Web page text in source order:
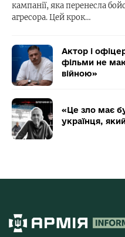
кампанії, яка перенесла
агресора. Цей крок…
Актор і
фільми не
війною»
«Це зло має
українця,